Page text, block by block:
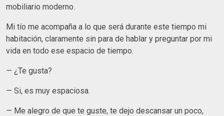
mobiliario moderno.
Mi tío me acompaña a lo que será durante este tiempo mi
habitación, claramente sin para de hablar y preguntar por mi
vida en todo ese espacio de tiempo.
— ¿Te gusta?
— Si, es muy espaciosa.
— Me alegro de que te guste, te dejo descansar un poco,